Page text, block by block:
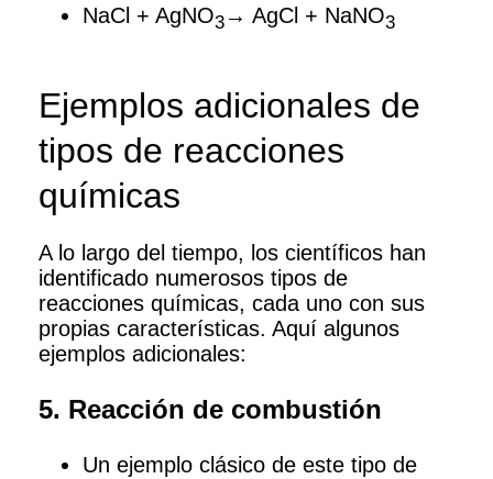
NaCl + AgNO3 → AgCl + NaNO3
Ejemplos adicionales de
tipos de reacciones
químicas
A lo largo del tiempo, los científicos han
identificado numerosos tipos de
reacciones químicas, cada uno con sus
propias características. Aquí algunos
ejemplos adicionales:
5. Reacción de combustión
Un ejemplo clásico de este tipo de